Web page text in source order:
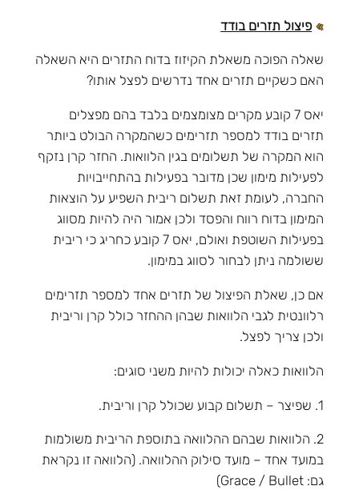
פיצול תזרים בודד
שאלה הפוכה משאלת הקיזוז בדוח התזרים היא השאלה
האם כשקיים תזרים אחד נדרשים לפצל אותו?
יאס 7 קובע מקרים מצומצמים בלבד בהם מפצלים
תזרים בודד למספר תזרימים כשהמקרה הבולט ביותר
הוא המקרה של תשלומים בגין הלוואות. החזר קרן נזקף
לפעילות מימון שכן מדובר בפעילות בהתחייבויות
החברה, לעומת זאת תשלום ריבית השפיע על הוצאות
המימון בדוח רווח והפסד ולכן אמור היה להיות מסווג
בפעילות השוטפת ואולם, יאס 7 קובע כחריג כי ריבית
ששולמה ניתן לבחור לסווג במימון.
אם כן, שאלת הפיצול של תזרים אחד למספר תזרימים
רלוונטית לגבי הלוואות שבהן ההחזר כולל קרן וריבית
ולכן צריך לפצל.
הלוואות כאלה יכולות להיות משני סוגים:
1. שפיצר – תשלום קבוע שכולל קרן וריבית.
2. הלוואות שבהם ההלוואה בתוספת הריבית משולמות
במועד אחד – מועד סילוק ההלוואה. (הלוואה זו נקראת
גם: Grace / Bullet)